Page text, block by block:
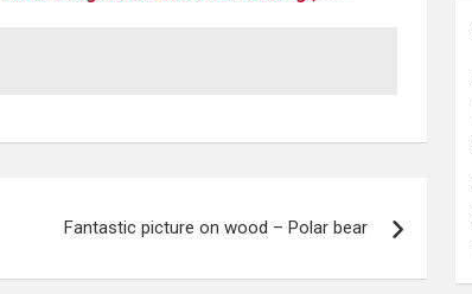
Fantastic picture on wood – Polar bear